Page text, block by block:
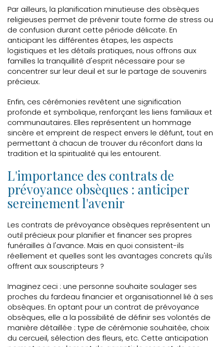
Par ailleurs, la planification minutieuse des obsèques
religieuses permet de prévenir toute forme de stress ou
de confusion durant cette période délicate. En
anticipant les différentes étapes, les aspects
logistiques et les détails pratiques, nous offrons aux
familles la tranquillité d'esprit nécessaire pour se
concentrer sur leur deuil et sur le partage de souvenirs
précieux.
Enfin, ces cérémonies revêtent une signification
profonde et symbolique, renforçant les liens familiaux et
communautaires. Elles représentent un hommage
sincère et empreint de respect envers le défunt, tout en
permettant à chacun de trouver du réconfort dans la
tradition et la spiritualité qui les entourent.
L'importance des contrats de
prévoyance obsèques : anticiper
sereinement l'avenir
Les contrats de prévoyance obsèques représentent un
outil précieux pour planifier et financer ses propres
funérailles à l'avance. Mais en quoi consistent-ils
réellement et quelles sont les avantages concrets qu'ils
offrent aux souscripteurs ?
Imaginez ceci : une personne souhaite soulager ses
proches du fardeau financier et organisationnel lié à ses
obsèques. En optant pour un contrat de prévoyance
obsèques, elle a la possibilité de définir ses volontés de
manière détaillée : type de cérémonie souhaitée, choix
du cercueil, sélection des fleurs, etc. Cette anticipation